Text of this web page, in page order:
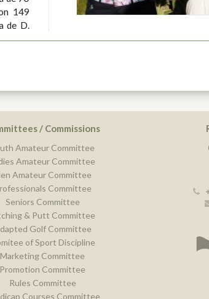
149
/ Commissions
Amateur Committee
Amateur Committee
Amateur Committee
Committee
Seniors Committee
& Putt Committee
Golf Committee
of Sport Discipline
Marketing Committee
Promotion Committee
Rules Committee
Courses Committee